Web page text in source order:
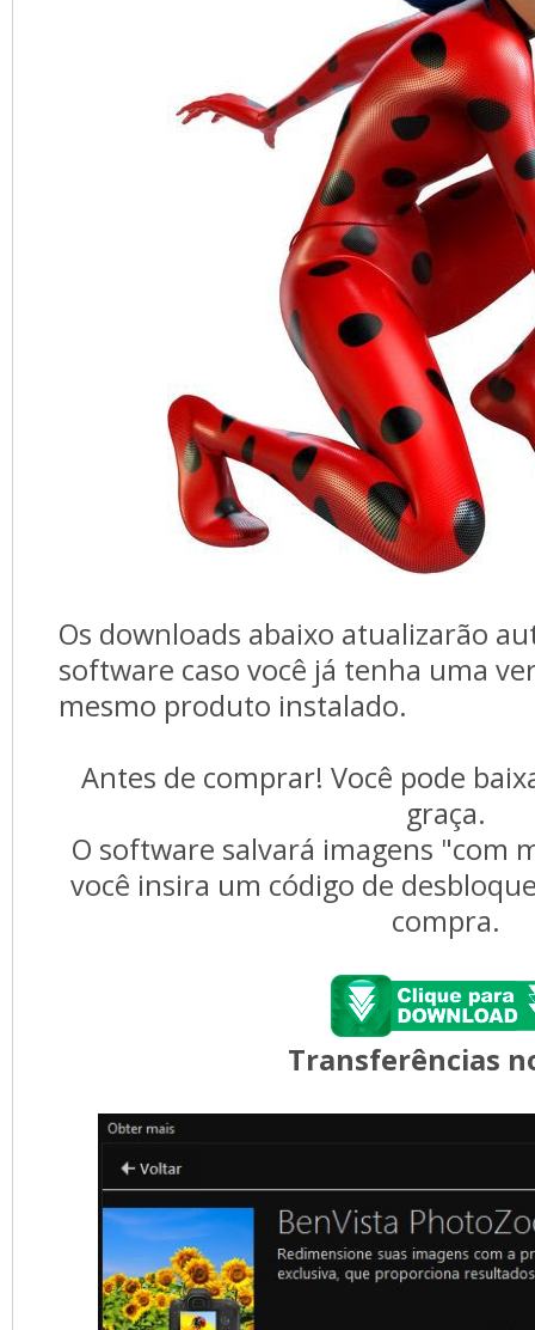
Os downloads abaixo atualizarão
software caso você já tenha uma
mesmo produto instalado.
Antes de comprar! Você pode
graça.
O software salvará imagens "com
você insira um código de
compra.
Transferências